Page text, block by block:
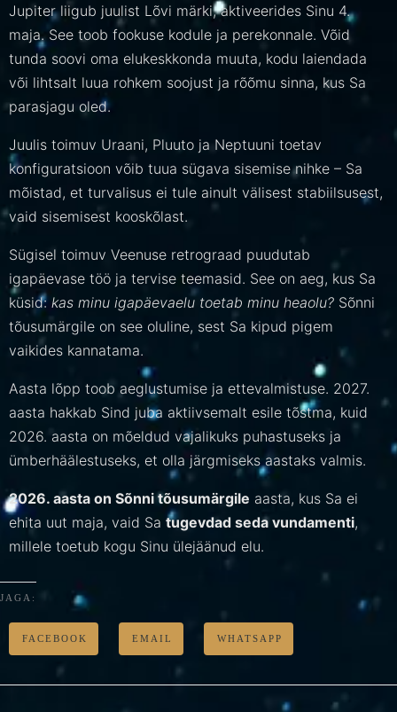
Jupiter liigub juulist Lõvi märki, aktiveerides Sinu 4.
maja. See toob fookuse kodule ja perekonnale. Võid
tunda soovi oma elukeskkonda muuta, kodu laiendada
või lihtsalt luua rohkem soojust ja rõõmu sinna, kus Sa
parasjagu oled.
Juulis toimuv Uraani, Pluuto ja Neptuuni toetav
konfiguratsioon võib tuua sügava sisemise nihke – Sa
mõistad, et turvalisus ei tule ainult välisest stabiilsusest,
vaid sisemisest kooskõlast.
Sügisel toimuv Veenuse retrograad puudutab
igapäevase töö ja tervise teemasid. See on aeg, kus Sa
küsid: kas minu igapäevaelu toetab minu heaolu? Sõnni
tõusumärgile on see oluline, sest Sa kipud pigem
vaikides kannatama.
Aasta lõpp toob aeglustumise ja ettevalmistuse. 2027.
aasta hakkab Sind juba aktiivsemalt esile tõstma, kuid
2026. aasta on mõeldud vajalikuks puhastuseks ja
ümberhäälestuseks, et olla järgmiseks aastaks valmis.
2026. aasta on Sõnni tõusumärgile aasta, kus Sa ei
ehita uut maja, vaid Sa tugevdad seda vundamenti,
millele toetub kogu Sinu ülejäänud elu.
JAGA:
FACEBOOK EMAIL WHATSAPP